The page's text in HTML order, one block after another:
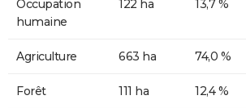
Occupation
humaine
122 ha 13,7 %
Agriculture 663 ha 74,0 %
Forêt 111 ha 12,4 %